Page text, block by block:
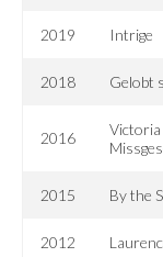
2019 Intrige
2018 Gelobt
2016
Victoria
2015 By the
2012